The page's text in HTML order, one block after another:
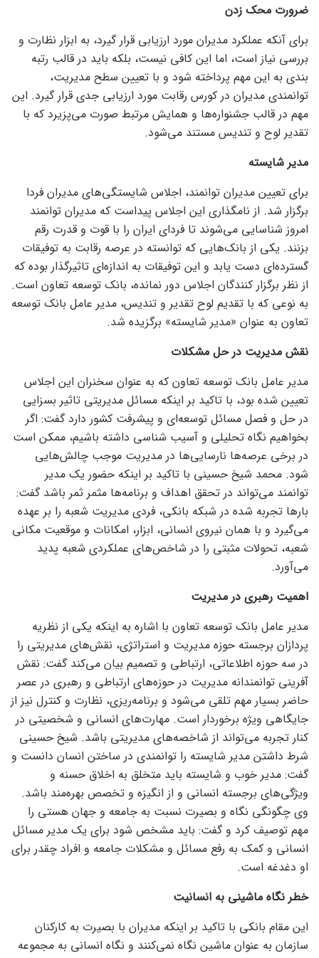
ضرورت محک زدن
برای آنکه عملکرد مدیران مورد ارزیابی قرار گیرد، به ابزار نظارت و
بررسی نیاز است، اما این کافی نیست، بلکه باید در قالب رتبه
بندی به این مهم پرداخته شود و با تعیین سطح مدیریت،
توانمندی مدیران در کورس رقابت مورد ارزیابی جدی قرار گیرد. این
مهم در قالب جشنواره‌ها و همایش مرتبط صورت می‌پزیرد که با
تقدیر لوح و تندیس مستند می‌شود.
مدیر شایسته
برای تعیین مدیران توانمند، اجلاس شایستگی‌های مدیران فردا
برگزار شد. از نامگذاری این اجلاس پیداست که مدیران توانمند
امروز شناسایی می‌شوند تا فردای ایران را با قوت و قدرت رقم
بزنند. یکی از بانک‌هایی که توانسته در عرصه رقابت به توفیقات
گسترده‌ای دست یابد و این توفیقات به اندازه‌ای تاثیرگذار بوده که
از نظر برگزار کنندگان اجلاس دور نمانده، بانک توسعه تعاون است.
به نوعی که با تقدیم لوح تقدیر و تندیس، مدیر عامل بانک توسعه
تعاون به عنوان «مدیر شایسته» برگزیده شد.
نقش مدیریت در حل مشکلات
مدیر عامل بانک توسعه تعاون که به عنوان سخنران این اجلاس
تعیین شده بود، با تاکید بر اینکه مسائل مدیریتی تاثیر بسزایی
در حل و فصل مسائل توسعه‌ای و پیشرفت کشور دارد گفت: اگر
بخواهیم نگاه تحلیلی و آسیب شناسی داشته باشیم، ممکن است
در برخی عرصه‌ها نارسایی‌ها در مدیریت موجب چالش‌هایی
شود. محمد شیخ حسینی با تاکید بر اینکه حضور یک مدیر
توانمند می‌تواند در تحقق اهداف و برنامه‌ها مثمر ثمر باشد گفت:
بار‌ها تجربه شده در شبکه بانکی، فردی مدیریت شعبه را بر عهده
می‌گیرد و با همان نیروی انسانی، ابزار، امکانات و موقعیت مکانی
شعبه، تحولات مثبتی را در شاخص‌های عملکردی شعبه پدید
می‌آورد.
اهمیت رهبری در مدیریت
مدیر عامل بانک توسعه تعاون با اشاره به اینکه یکی از نظریه
پردازان برجسته حوزه مدیریت و استراتژی، نقش‌های مدیریتی را
در سه حوزه اطلاعاتی، ارتباطی و تصمیم بیان می‌کند گفت: نقش
آفرینی توانمندانه مدیریت در حوزه‌های ارتباطی و رهبری در عصر
حاضر بسیار مهم تلقی می‌شود و برنامه‌ریزی، نظارت و کنترل نیز از
جایگاهی ویژه برخوردار است. مهارت‌های انسانی و شخصیتی در
کنار تجربه می‌تواند از شاخصه‌های مدیریتی باشد. شیخ حسینی
شرط داشتن مدیر شایسته را توانمندی در ساختن انسان دانست و
گفت: مدیر خوب و شایسته باید متخلق به اخلاق حسنه و
ویژگی‌های برجسته انسانی و از انگیزه و تخصص بهره‌مند باشد.
وی چگونگی نگاه و بصیرت نسبت به جامعه و جهان هستی را
مهم توصیف کرد و گفت: باید مشخص شود برای یک مدیر مسائل
انسانی و کمک به رفع مسائل و مشکلات جامعه و افراد چقدر برای
او دغدغه است.
خطر نگاه ماشینی به انسانیت
این مقام بانکی با تاکید بر اینکه مدیران با بصیرت به کارکنان
سازمان به عنوان ماشین نگاه نمی‌کنند و نگاه انسانی به مجموعه